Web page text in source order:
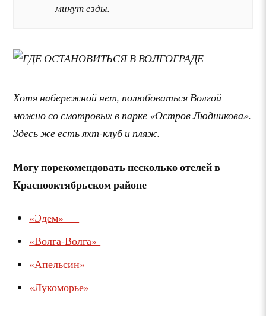
минут езды.
Хотя набережной нет, полюбоваться Волгой
можно со смотровых в парке «Остров Людникова».
Здесь же есть яхт-клуб и пляж.
Могу порекомендовать несколько отелей в
Краснооктябрьском районе
«Эдем»
«Волга-Волга»
«Апельсин»
«Лукоморье»